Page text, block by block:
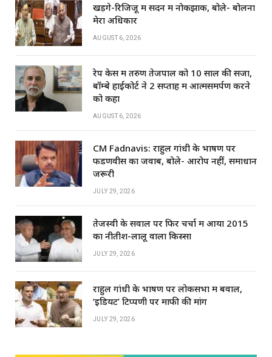
खड़गे-रिजिजू में सदन में नोकझोंक, बोले- बोलना
मेरा अधिकार
AUGUST 6, 2026
रेप केस में तरुण तेजपाल को 10 साल की सजा,
बॉम्बे हाईकोर्ट ने 2 सप्ताह में आत्मसमर्पण करने
को कहा
AUGUST 6, 2026
CM Fadnavis: राहुल गांधी के भाषण पर
फडणवीस का जवाब, बोले- आरोप नहीं, समाधान
जरूरी
JULY 29, 2026
तेजस्वी के सवाल पर फिर चर्चा में आया 2015
का नीतीश-लालू वाला किस्सा
JULY 29, 2026
राहुल गांधी के भाषण पर लोकसभा में बवाल,
‘इडियट’ टिप्पणी पर माफी की मांग
JULY 29, 2026